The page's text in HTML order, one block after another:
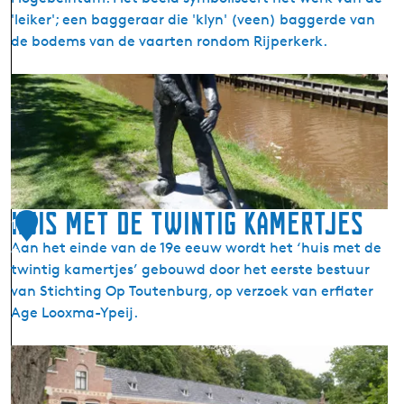
o
e
n
'leiker'; een baggeraar die 'klyn' (veen) baggerde van
de bodems van de vaarten rondom Rijperkerk.
D
e
L
e
i
k
e
r
1
9
Huis met de twintig kamertjes
Aan het einde van de 19e eeuw wordt het ‘huis met de
twintig kamertjes’ gebouwd door het eerste bestuur
van Stichting Op Toutenburg, op verzoek van erflater
Age Looxma-Ypeij.
H
u
i